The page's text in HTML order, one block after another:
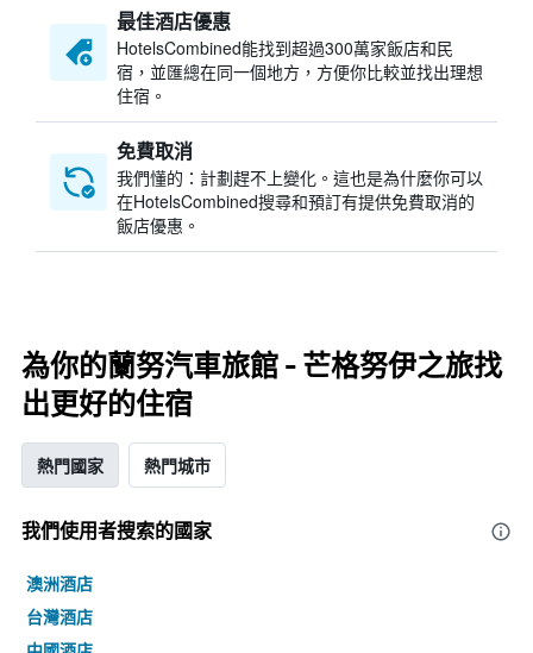
最佳酒店優惠
HotelsCombined​能找到超過300萬家飯店和民
宿，並匯總在同一個地方，方便你比較並找出理想
住宿。
免費取消
我們懂的：計劃趕不上變化。這也是為什麼你可以
在HotelsCombined搜尋和預訂有提供免費取消的
飯店優惠。
為你的蘭努汽車旅館 - 芒格努伊之旅找
出更好的住宿
熱門國家 熱門城市
我們使用者搜索的國家
澳洲酒店
台灣酒店